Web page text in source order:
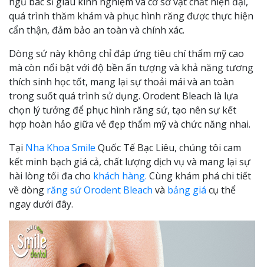
quá trình thăm khám và phục hình răng được thực hiện
cẩn thận, đảm bảo an toàn và chính xác.
Dòng sứ này không chỉ đáp ứng tiêu chí thẩm mỹ cao
mà còn nổi bật với độ bền ấn tượng và khả năng tương
thích sinh học tốt, mang lại sự thoải mái và an toàn
trong suốt quá trình sử dụng. Orodent Bleach là lựa
chọn lý tưởng để phục hình răng sứ, tạo nên sự kết
hợp hoàn hảo giữa vẻ đẹp thẩm mỹ và chức năng nhai.
Tại Nha Khoa Smile Quốc Tế Bạc Liêu, chúng tôi cam
kết minh bạch giá cả, chất lượng dịch vụ và mang lại sự
hài lòng tối đa cho khách hàng. Cùng khám phá chi tiết
về dòng răng sứ Orodent Bleach và bảng giá cụ thể
ngay dưới đây.